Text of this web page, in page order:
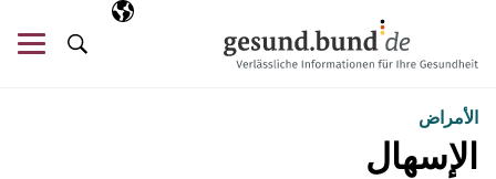
اللغة المختارة
AR
البحث
الأمراض
الإسهال